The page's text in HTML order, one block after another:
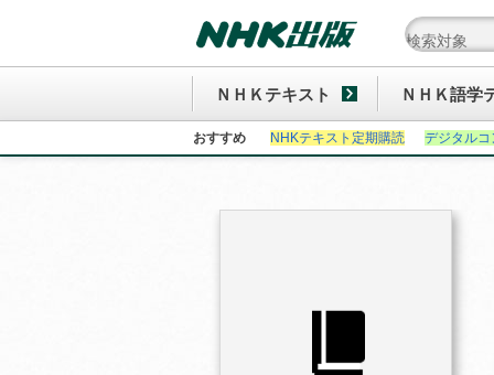
ＮＨＫテキスト ＮＨＫ語学
おすすめ NHKテキスト定期購読 デジタル